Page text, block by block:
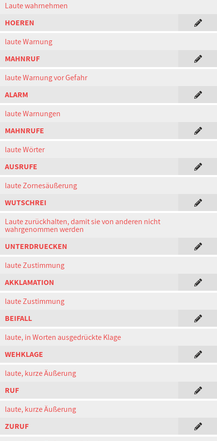
Laute wahrnehmen
HOEREN
laute Warnung
MAHNRUF
laute Warnung vor Gefahr
ALARM
laute Warnungen
MAHNRUFE
laute Wörter
AUSRUFE
laute Zornesäußerung
WUTSCHREI
Laute zurückhalten, damit sie von anderen nicht
wahrgenommen werden
UNTERDRUECKEN
laute Zustimmung
AKKLAMATION
laute Zustimmung
BEIFALL
laute, in Worten ausgedrückte Klage
WEHKLAGE
laute, kurze Äußerung
RUF
laute, kurze Äußerung
ZURUF